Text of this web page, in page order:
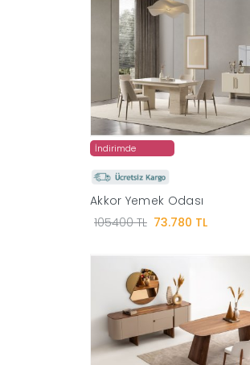
İndirimde
Akkor Yemek Odası
105400 TL 73.780 TL